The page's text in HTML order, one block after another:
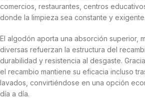
comercios, restaurantes, centros
donde la limpieza sea constante y exigente.
El algodón aporta una absorción superior,
diversas refuerzan la estructura del
durabilidad y resistencia al desgaste.
el recambio mantiene su eficacia incluso
lavados, convirtiéndose en una opción
día a día.